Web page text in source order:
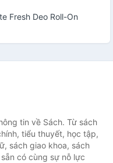
Fresh Deo Roll-On
tin về Sách. Từ sách
tiểu thuyết, học tập,
sách giao khoa, sách
có cùng sự nỗ lực